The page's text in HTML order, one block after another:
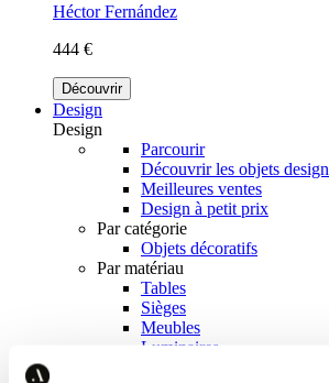
Héctor Fernández
444 €
Découvrir
Design
Design
Parcourir
Découvrir les objets design
Meilleures ventes
Design à petit prix
Par catégorie
Objets décoratifs
Par matériau
Tables
Sièges
Meubles
Luminaires